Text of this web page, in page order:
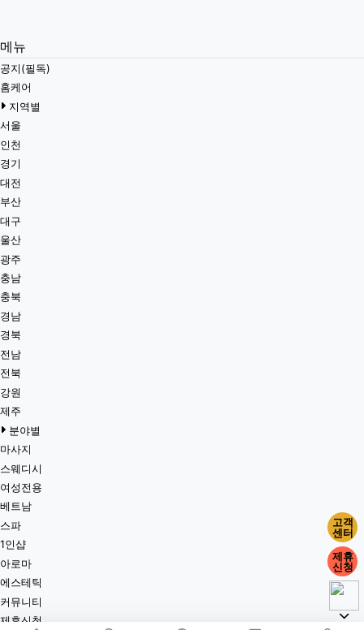
메뉴
공지(필독)
홈케어
지역별
서울
인천
경기
대전
부산
대구
울산
광주
충남
충북
경남
경북
전남
전북
강원
제주
분야별
마사지
스웨디시
여성전용
베트남
스파
1인샵
아로마
에스테틱
커뮤니티
제휴신청
고객
센터
제휴
신청